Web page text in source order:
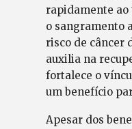
rapidamente
o sangramento
risco de câncer
auxilia na
fortalece o
um benefício
Apesar dos